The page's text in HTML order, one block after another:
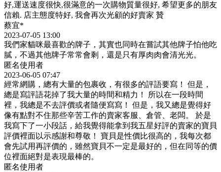
好,運送速度很快,很滿意的一次購物質量很好, 希望更多的朋友
信賴. 店主態度特好, 我會再次光顧的好賣家 贊
蔡宜*
2023-07-05 13:00
我們家貓咪最喜歡的牌子，其實也同時在嘗試其他牌子怕他吃
膩，不過其他牌子常常會剩，還是只有厚肉肉會清光光。
匿名使用者
2023-06-05 07:47
經常網購，總有大量的包裹收，有很多的評語要寫！ 但是，
總是寫評語花掉了我大量的時間和精力！ 所以在一段時間
裡，我總是不去評價或者隨便寫寫！ 但是，我又總是覺得好
像有點對不住那些辛苦工作的賣家客服、倉管、老闆。 於是
我寫下了一小段話，給我覺得能拿到我五星好評的賣家的寶貝
評價裡面以示感謝和尊敬！ 寶貝是性價比很高的，我每次都
會先試用再評價的，雖然寶貝不一定是最好的，但在同等的價
位裡面絕對是表現最棒的。
匿名使用者